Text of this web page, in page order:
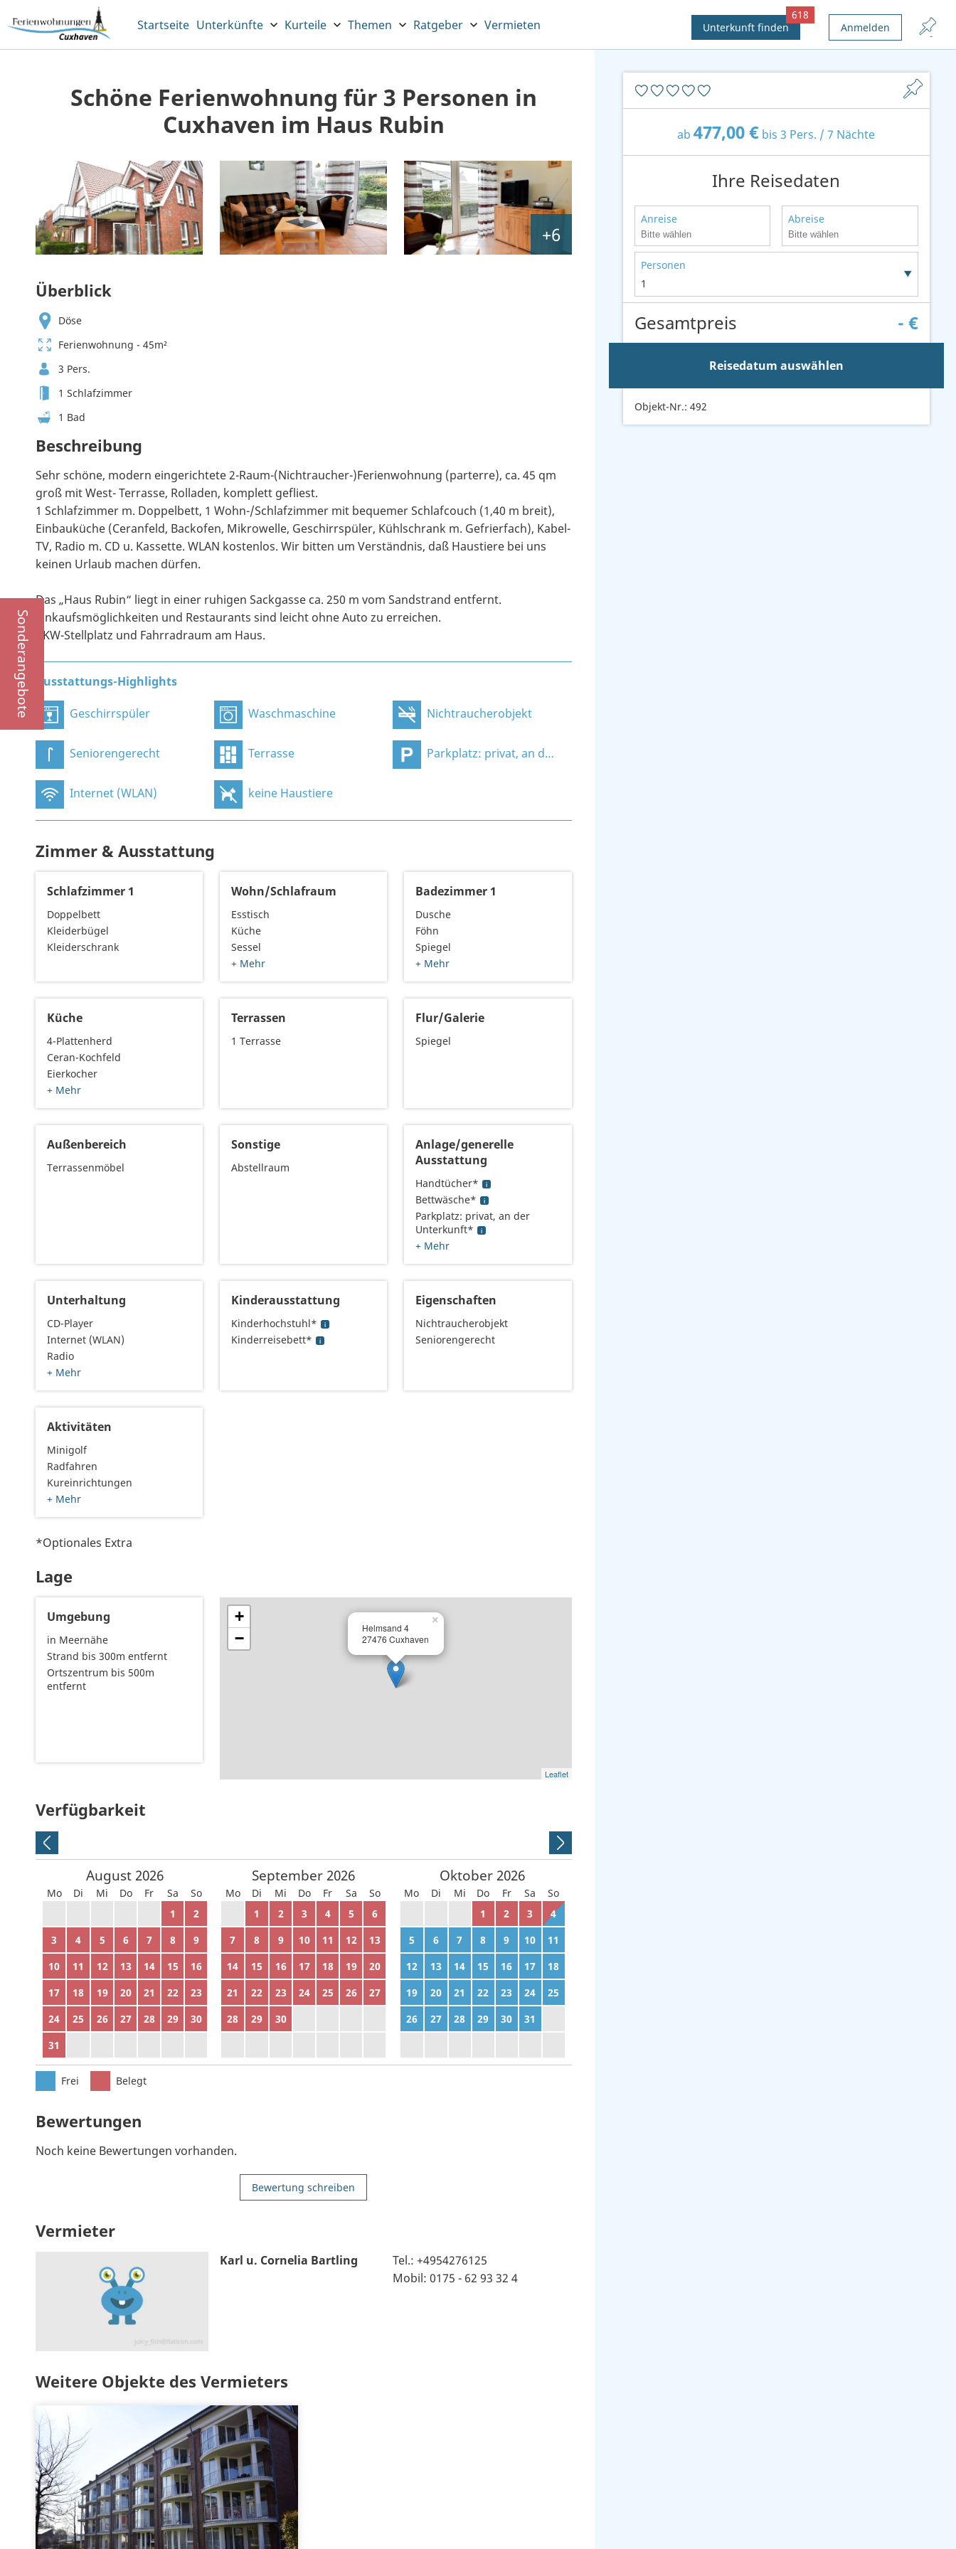
Sonderangebote
Startseite Unterkünfte Kurteile Themen Ratgeber Vermieten Unterkunft finden
618
Anmelden
Schöne Ferienwohnung für 3 Personen in
Cuxhaven im Haus Rubin
+6
Überblick
Döse
Ferienwohnung - 45m²
3 Pers.
1 Schlafzimmer
1 Bad
Beschreibung
Sehr schöne, modern eingerichtete 2-Raum-(Nichtraucher-)Ferienwohnung (parterre), ca. 45 qm
groß mit West- Terrasse, Rolladen, komplett gefliest.
1 Schlafzimmer m. Doppelbett, 1 Wohn-/Schlafzimmer mit bequemer Schlafcouch (1,40 m breit),
Einbauküche (Ceranfeld, Backofen, Mikrowelle, Geschirrspüler, Kühlschrank m. Gefrierfach), Kabel-
TV, Radio m. CD u. Kassette. WLAN kostenlos. Wir bitten um Verständnis, daß Haustiere bei uns
keinen Urlaub machen dürfen.
Das „Haus Rubin“ liegt in einer ruhigen Sackgasse ca. 250 m vom Sandstrand entfernt.
Einkaufsmöglichkeiten und Restaurants sind leicht ohne Auto zu erreichen.
PKW-Stellplatz und Fahrradraum am Haus.
Ausstattungs-Highlights
Geschirrspüler Waschmaschine Nichtraucherobjekt
Seniorengerecht Terrasse Parkplatz: privat, an der Unterkunft
Internet (WLAN) keine Haustiere
Zimmer & Ausstattung
Schlafzimmer 1
Doppelbett
Kleiderbügel
Kleiderschrank
Wohn/Schlafraum
Esstisch
Küche
Sessel
+ Mehr
Badezimmer 1
Dusche
Föhn
Spiegel
+ Mehr
Küche
4-Plattenherd
Ceran-Kochfeld
Eierkocher
+ Mehr
Terrassen
1 Terrasse
Flur/Galerie
Spiegel
Außenbereich
Terrassenmöbel
Sonstige
Abstellraum
Anlage/generelle
Ausstattung
Handtücher*
Bettwäsche*
Parkplatz: privat, an der
Unterkunft*
+ Mehr
Unterhaltung
CD-Player
Internet (WLAN)
Radio
+ Mehr
Kinderausstattung
Kinderhochstuhl*
Kinderreisebett*
Eigenschaften
Nichtraucherobjekt
Seniorengerecht
Aktivitäten
Minigolf
Radfahren
Kureinrichtungen
+ Mehr
*Optionales Extra
Lage
Umgebung
in Meernähe
Strand bis 300m entfernt
Ortszentrum bis 500m
entfernt
Helmsand 4
27476 Cuxhaven
×
+
−
Leaflet
Verfügbarkeit
August 2026
Mo Di Mi Do Fr Sa
So
1
2
3
4 5 6 7 8
9
10
11 12 13 14 15
16
17
18 19 20 21 22
23
24
25 26 27 28 29
30
31
September 2026
Mo Di Mi Do Fr Sa
So
1 2 3 4 5
6
7
8 9 10 11 12
13
14
15 16 17 18 19
20
21
22 23 24 25 26
27
28
29 30
Oktober 2026
Mo Di Mi Do Fr Sa
So
1 2 3
4
5
6 7 8 9 10
11
12
13 14 15 16 17
18
19
20 21 22 23 24
25
26
27 28 29 30 31
Frei Belegt
Bewertungen
Noch keine Bewertungen vorhanden.
Bewertung schreiben
Vermieter
Karl u. Cornelia Bartling
Tel.: +4954276125
Mobil: 0175 - 62 93 32 4
Weitere Objekte des Vermieters
ab477,00 € bis 3 Pers. / 7 Nächte
Ihre Reisedaten
Anreise Abreise
Personen
1
Gesamtpreis - €
Reisedatum auswählen
Objekt-Nr.: 492